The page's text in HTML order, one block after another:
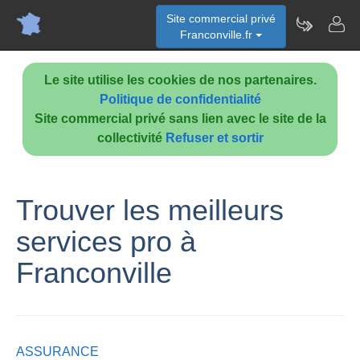
Le site utilise les cookies de nos partenaires.
Politique de confidentialité
Site commercial privé sans lien avec le site de la
collectivité Refuser et sortir
Site commercial privé
Franconville.fr
Trouver les meilleurs
services pro à
Franconville
ASSURANCE